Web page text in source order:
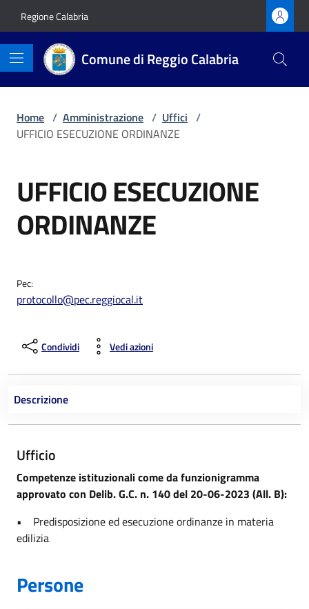
Regione Calabria
Comune di Reggio Calabria
Home / Amministrazione / Uffici /
UFFICIO ESECUZIONE ORDINANZE
UFFICIO ESECUZIONE
ORDINANZE
Pec:
protocollo@pec.reggiocal.it
Condividi Vedi azioni
Descrizione
Ufficio
Competenze istituzionali come da funzionigramma
approvato con Delib. G.C. n. 140 del 20-06-2023 (All. B):
• Predisposizione ed esecuzione ordinanze in materia
edilizia
Persone